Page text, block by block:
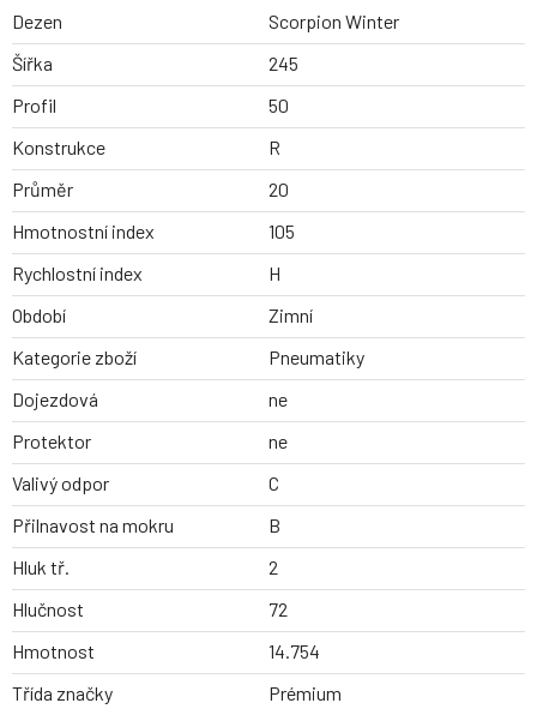
Dezen
Scorpion Winter
Šířka
245
Profil
50
Konstrukce
R
Průměr
20
Hmotnostní index
105
Rychlostní index
H
Období
Zimní
Kategorie zboží
Pneumatiky
Dojezdová
ne
Protektor
ne
Valivý odpor
C
Přilnavost na mokru
B
Hluk tř.
2
Hlučnost
72
Hmotnost
14.754
Třída značky
Prémium